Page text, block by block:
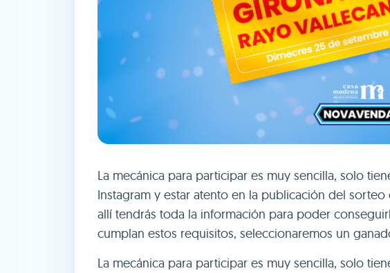
La mecánica para participar es muy sencilla, solo
Instagram y estar atento en la publicación del
allí tendrás toda la información para poder
cumplan estos requisitos, seleccionaremos un
La mecánica para participar es muy sencilla, solo